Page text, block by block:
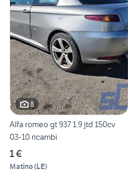
8
Alfa romeo gt 937 1.9 jtd 150cv
03-10 ricambi
1 €
Matino(LE)